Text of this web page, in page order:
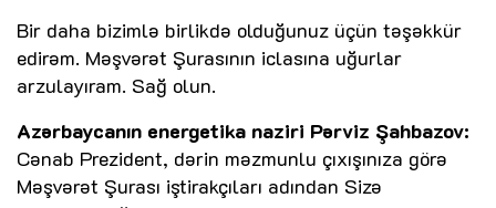
Bir daha bizimlə birlikdə olduğunuz üçün təşəkkür
edirəm. Məşvərət Şurasının iclasına uğurlar
arzulayıram. Sağ olun.
Azərbaycanın energetika naziri Pərviz Şahbazov:
Cənab Prezident, dərin məzmunlu çıxışınıza görə
Məşvərət Şurası iştirakçıları adından Sizə